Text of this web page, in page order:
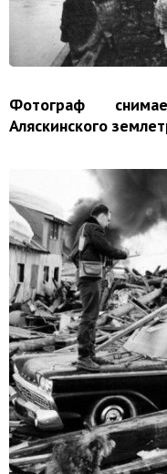
Фотограф
Аляскинского